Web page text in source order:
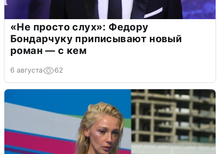
«Не просто слух»: Федору
Бондарчуку приписывают новый
роман — с кем
6 августа 62